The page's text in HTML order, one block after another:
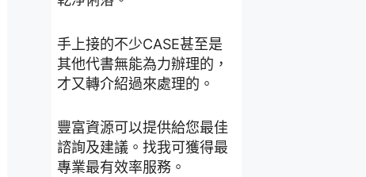
手上接的不少CASE甚至是
其他代書無能為力辦理的，
才又轉介紹過來處理的。
豐富資源可以提供給您最佳
諮詢及建議。找我可獲得最
專業最有效率服務。